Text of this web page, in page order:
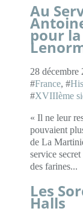
Au
pour
28 décembre
#France, #
#XVIIIème
« Il ne leur
pouvaient
de La
service
des farines...
Les
Halls